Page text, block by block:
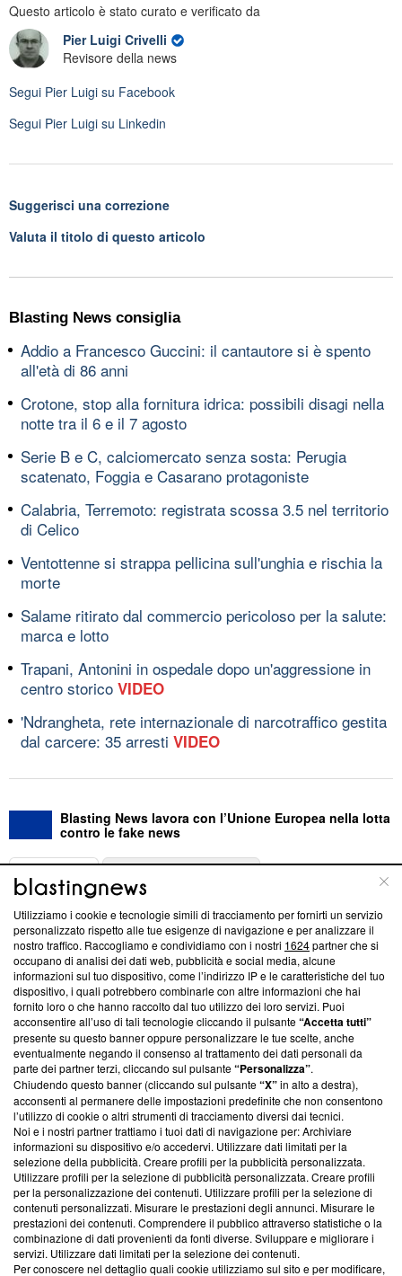
Questo articolo è stato curato e verificato da
Pier Luigi Crivelli
Revisore della news
Segui Pier Luigi su Facebook
Segui Pier Luigi su Linkedin
Suggerisci una correzione
Valuta il titolo di questo articolo
Blasting News consiglia
Addio a Francesco Guccini: il cantautore si è spento
all'età di 86 anni
Crotone, stop alla fornitura idrica: possibili disagi nella
notte tra il 6 e il 7 agosto
Serie B e C, calciomercato senza sosta: Perugia
scatenato, Foggia e Casarano protagoniste
Calabria, Terremoto: registrata scossa 3.5 nel territorio
di Celico
Ventottenne si strappa pellicina sull'unghia e rischia la
morte
Salame ritirato dal commercio pericoloso per la salute:
marca e lotto
Trapani, Antonini in ospedale dopo un'aggressione in
centro storico VIDEO
'Ndrangheta, rete internazionale di narcotraffico gestita
dal carcere: 35 arresti VIDEO
Blasting News lavora con l’Unione Europea nella lotta
contro le fake news
ABOUT
Questa sezione offre informazioni trasparenti su Blasting
News, sui nostri processi editoriali e su come ci impegniamo a
creare news di qualità. Inoltre, afferma la nostra aderenza a
‘Trust Project - News with Integrity’Blasting News non è
ancora membro del programma, ma ha richiesto di farne
parte; Trust Project non ha ancora effettuato una verifica di
conformità agli standard.
Su di noi
Team editoriale
Corporate
Redazione
Informativa Privacy
Cookie Policy
Blasting SA, IDI CHE-247.845.224, Via Carlo Frasca, 3 - 6900
Utilizziamo i cookie e tecnologie simili di tracciamento per fornirti un servizio
personalizzato rispetto alle tue esigenze di navigazione e per analizzare il
nostro traffico. Raccogliamo e condividiamo con i nostri 1624partner che si
occupano di analisi dei dati web, pubblicità e social media, alcune
informazioni sul tuo dispositivo, come l’indirizzo IP e le caratteristiche del tuo
dispositivo, i quali potrebbero combinarle con altre informazioni che hai
fornito loro o che hanno raccolto dal tuo utilizzo dei loro servizi. Puoi
acconsentire all’uso di tali tecnologie cliccando il pulsante“Accetta tutti”
presente su questo banner oppure personalizzare le tue scelte, anche
eventualmente negando il consenso al trattamento dei dati personali da
parte dei partner terzi, cliccando sul pulsante“Personalizza”.
Chiudendo questo banner (cliccando sul pulsante“X”in alto a destra),
acconsenti al permanere delle impostazioni predefinite che non consentono
l’utilizzo di cookie o altri strumenti di tracciamento diversi dai tecnici.
Noi e i nostri partner trattiamo i tuoi dati di navigazione per: Archiviare
informazioni su dispositivo e/o accedervi. Utilizzare dati limitati per la
selezione della pubblicità. Creare profili per la pubblicità personalizzata.
Utilizzare profili per la selezione di pubblicità personalizzata. Creare profili
per la personalizzazione dei contenuti. Utilizzare profili per la selezione di
contenuti personalizzati. Misurare le prestazioni degli annunci. Misurare le
prestazioni dei contenuti. Comprendere il pubblico attraverso statistiche o la
combinazione di dati provenienti da fonti diverse. Sviluppare e migliorare i
servizi. Utilizzare dati limitati per la selezione dei contenuti.
Per conoscere nel dettaglio quali cookie utilizziamo sul sito e per modificare,